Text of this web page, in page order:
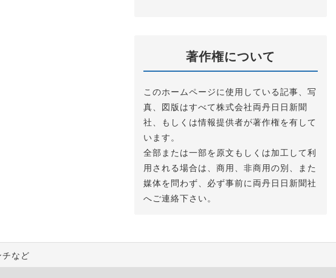
著作権について
このホームページに使用している記事、写
真、図版はすべて株式会社両丹日日新聞
社、もしくは情報提供者が著作権を有して
います。
全部または一部を原文もしくは加工して利
用される場合は、商用、非商用の別、また
媒体を問わず、必ず事前に両丹日日新聞社
へご連絡下さい。
など